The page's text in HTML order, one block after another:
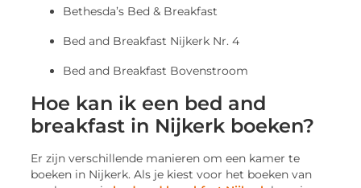
Bethesda’s Bed & Breakfast
Bed and Breakfast Nijkerk Nr. 4
Bed and Breakfast Bovenstroom
Hoe kan ik een bed and
breakfast in Nijkerk boeken?
Er zijn verschillende manieren om een kamer te
boeken in Nijkerk. Als je kiest voor het boeken van